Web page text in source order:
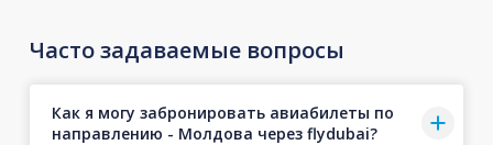
Часто задаваемые вопросы
Как я могу забронировать авиабилеты по
направлению - Молдова через flydubai?